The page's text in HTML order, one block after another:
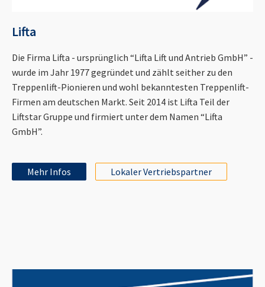
Lifta
Die Firma Lifta - ursprünglich “Lifta Lift und Antrieb GmbH” -
wurde im Jahr 1977 gegründet und zählt seither zu den
Treppenlift-Pionieren und wohl bekanntesten Treppenlift-
Firmen am deutschen Markt. Seit 2014 ist Lifta Teil der
Liftstar Gruppe und firmiert unter dem Namen “Lifta
GmbH”.
Mehr Infos Lokaler Vertriebspartner